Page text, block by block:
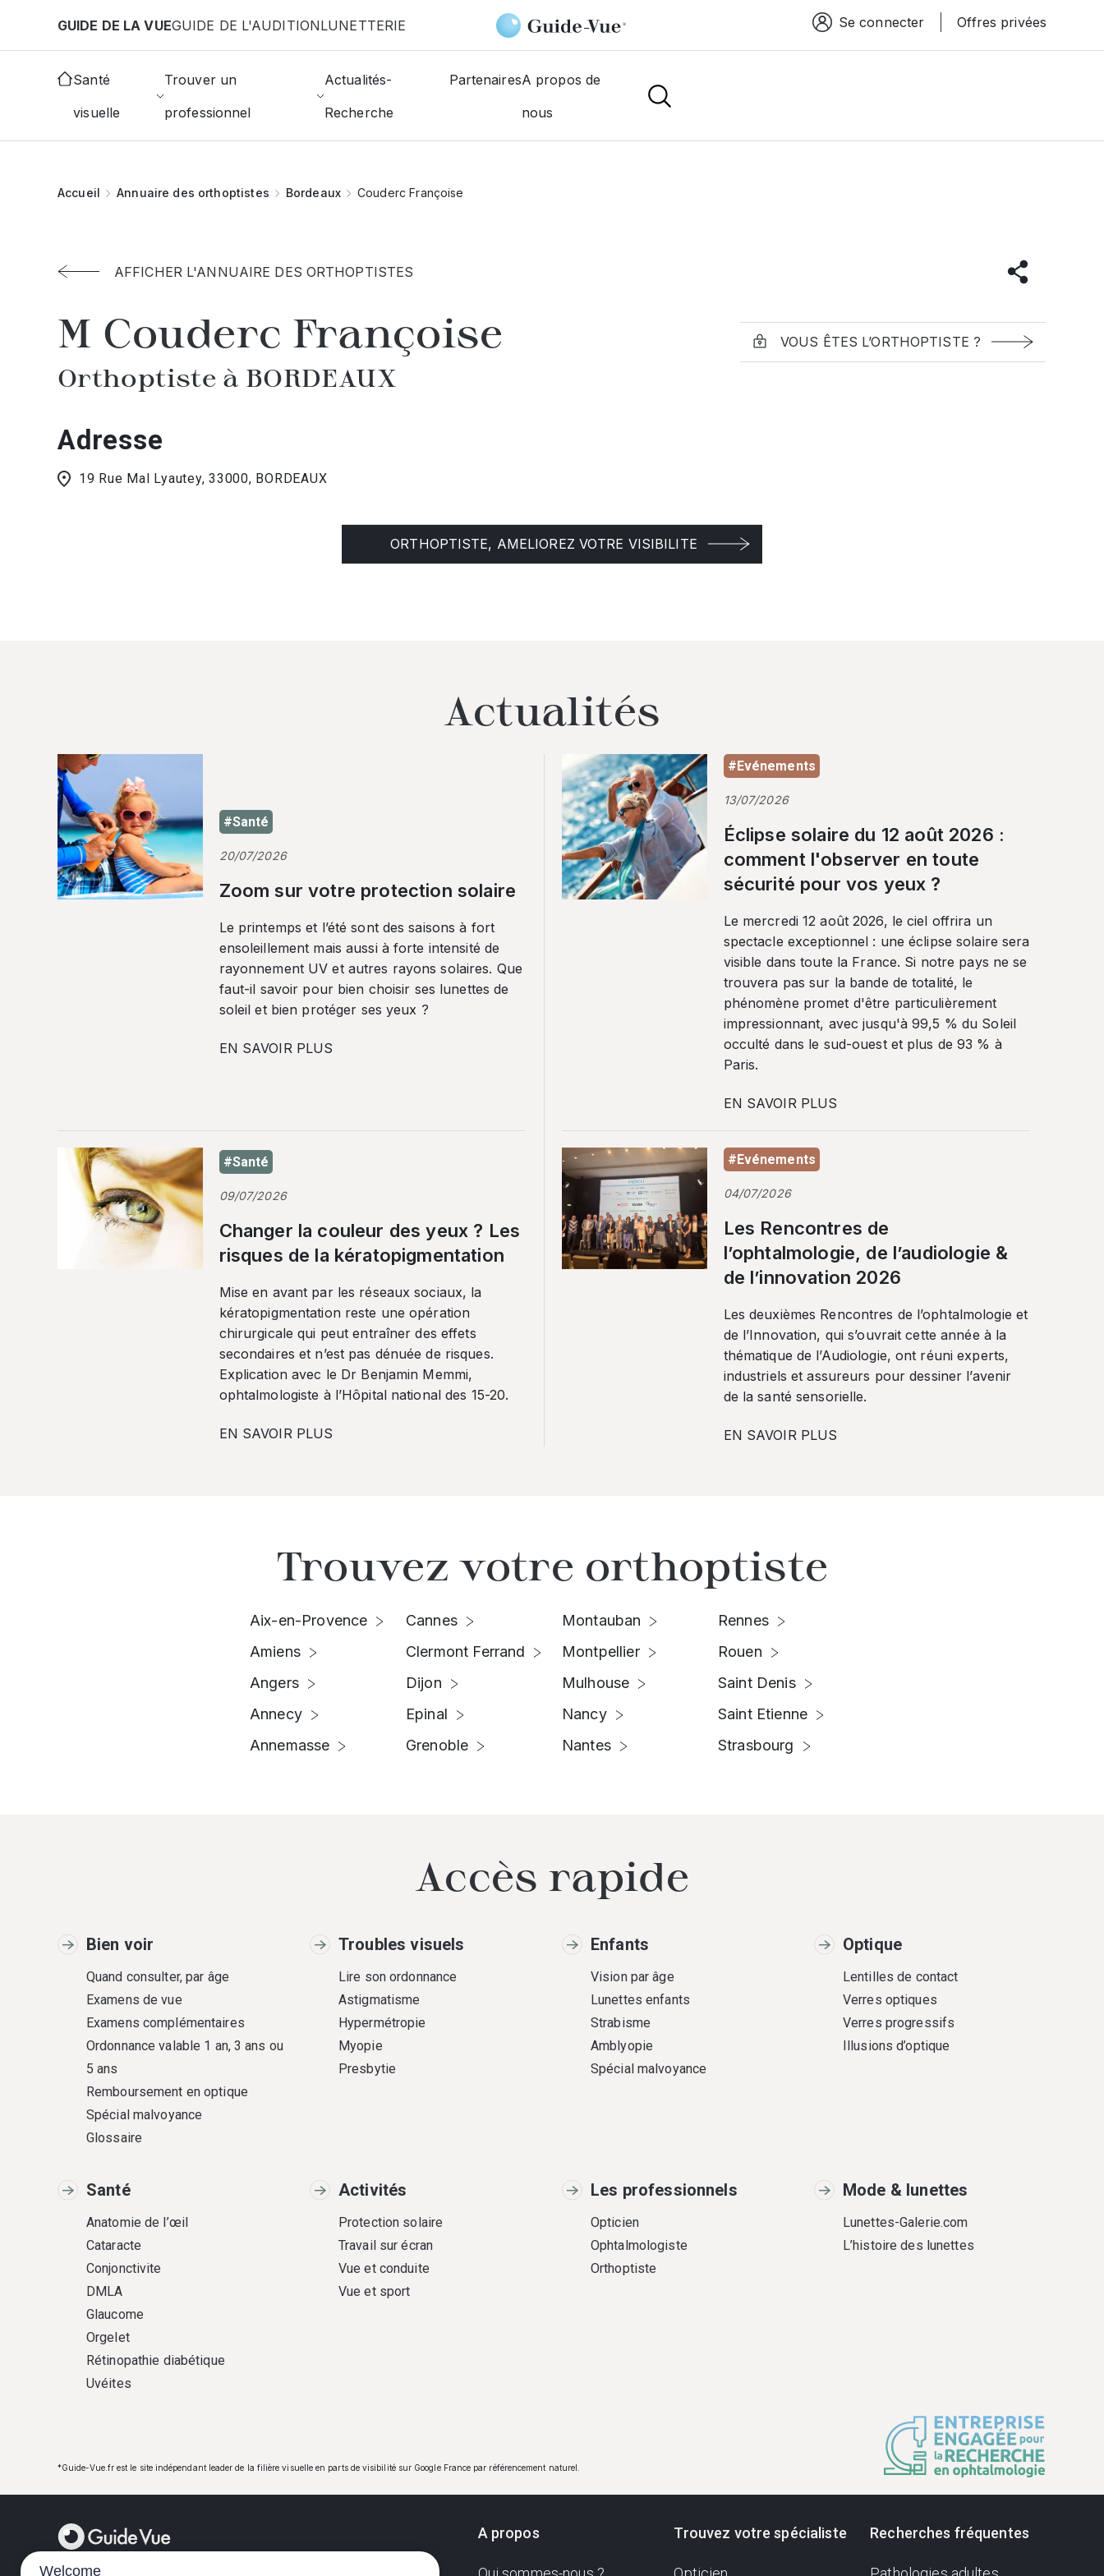
GUIDE DE LA VUEGUIDE DE L'AUDITIONLUNETTERIE Espace connexion
Se connecter Offres privées
Santé
visuelle
Trouver un
professionnel
Actualités-
Recherche
PartenairesA propos de
nous
Accueil Annuaire des orthoptistes Bordeaux Couderc Françoise
AFFICHER L'ANNUAIRE DES ORTHOPTISTES
M Couderc Françoise
Orthoptiste à BORDEAUX
VOUS ÊTES L’ORTHOPTISTE ?
Adresse
19 Rue Mal Lyautey, 33000, BORDEAUX
ORTHOPTISTE, AMELIOREZ VOTRE VISIBILITE
Actualités
#Santé
20/07/2026
Zoom sur votre protection solaire
Le printemps et l’été sont des saisons à fort
ensoleillement mais aussi à forte intensité de
rayonnement UV et autres rayons solaires. Que
faut-il savoir pour bien choisir ses lunettes de
soleil et bien protéger ses yeux ?
EN SAVOIR PLUS
#Evénements
13/07/2026
Éclipse solaire du 12 août 2026 :
comment l'observer en toute
sécurité pour vos yeux ?
Le mercredi 12 août 2026, le ciel offrira un
spectacle exceptionnel : une éclipse solaire sera
visible dans toute la France. Si notre pays ne se
trouvera pas sur la bande de totalité, le
phénomène promet d'être particulièrement
impressionnant, avec jusqu'à 99,5 % du Soleil
occulté dans le sud-ouest et plus de 93 % à
Paris.
EN SAVOIR PLUS
#Santé
09/07/2026
Changer la couleur des yeux ? Les
risques de la kératopigmentation
Mise en avant par les réseaux sociaux, la
kératopigmentation reste une opération
chirurgicale qui peut entraîner des effets
secondaires et n’est pas dénuée de risques.
Explication avec le Dr Benjamin Memmi,
ophtalmologiste à l’Hôpital national des 15-20.
EN SAVOIR PLUS
#Evénements
04/07/2026
Les Rencontres de
l’ophtalmologie, de l’audiologie &
de l’innovation 2026
Les deuxièmes Rencontres de l’ophtalmologie et
de l’Innovation, qui s’ouvrait cette année à la
thématique de l’Audiologie, ont réuni experts,
industriels et assureurs pour dessiner l’avenir
de la santé sensorielle.
EN SAVOIR PLUS
Trouvez votre orthoptiste
Aix-en-Provence
Amiens
Angers
Annecy
Annemasse
Cannes
Clermont Ferrand
Dijon
Epinal
Grenoble
Montauban
Montpellier
Mulhouse
Nancy
Nantes
Rennes
Rouen
Saint Denis
Saint Etienne
Strasbourg
Accès rapide
Bien voir
Quand consulter, par âge
Examens de vue
Examens complémentaires
Ordonnance valable 1 an, 3 ans ou
5 ans
Remboursement en optique
Spécial malvoyance
Glossaire
Troubles visuels
Lire son ordonnance
Astigmatisme
Hypermétropie
Myopie
Presbytie
Enfants
Vision par âge
Lunettes enfants
Strabisme
Amblyopie
Spécial malvoyance
Optique
Lentilles de contact
Verres optiques
Verres progressifs
Illusions d’optique
Santé
Anatomie de l’œil
Cataracte
Conjonctivite
DMLA
Glaucome
Orgelet
Rétinopathie diabétique
Uvéites
Activités
Protection solaire
Travail sur écran
Vue et conduite
Vue et sport
Les professionnels
Opticien
Ophtalmologiste
Orthoptiste
Mode & lunettes
Lunettes-Galerie.com
L’histoire des lunettes
*Guide-Vue.fr est le site indépendant leader de la filière visuelle en parts de visibilité sur Google France par référencement naturel.
A propos Trouvez votre spécialiste Recherches fréquentes
Welcome